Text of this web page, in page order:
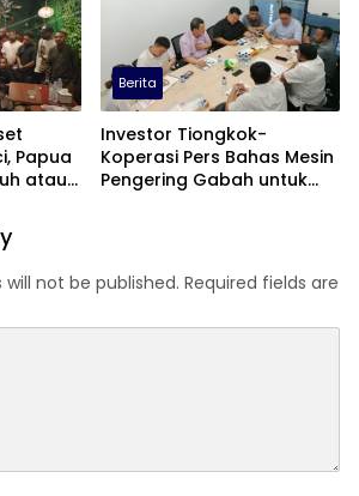
Papua
atau
Berita
Investor Tiongkok-
Koperasi Pers Bahas Mesin
Pengering Gabah untuk
not be published. Required fields are